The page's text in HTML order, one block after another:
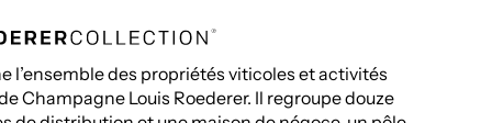
l’ensemble des propriétés viticoles et activités
Champagne Louis Roederer. Il regroupe douze